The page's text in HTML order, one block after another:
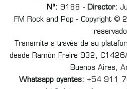
Nº: 9188 - Director:
FM Rock and Pop - Copyright ©
Transmite a través de su
desde Ramón Freire 932,
Buenos Aires,
Whatsapp oyentes: +54 911